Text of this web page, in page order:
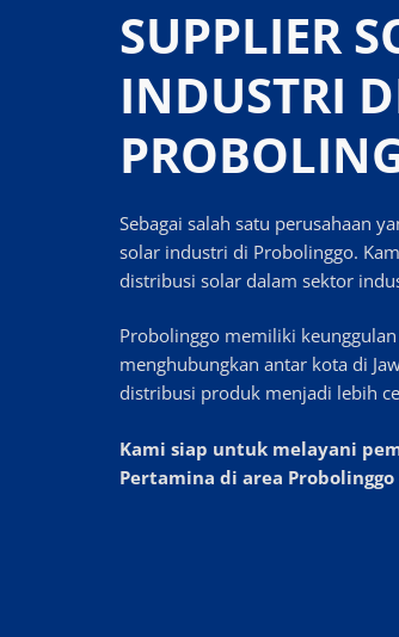
SUPPLIER
INDUSTRI
Sebagai salah satu perusahaan
solar industri di Probolinggo.
distribusi solar dalam sektor
Probolinggo memiliki
menghubungkan antar kota di
distribusi produk menjadi lebih
Kami siap untuk melayani
Pertamina di area